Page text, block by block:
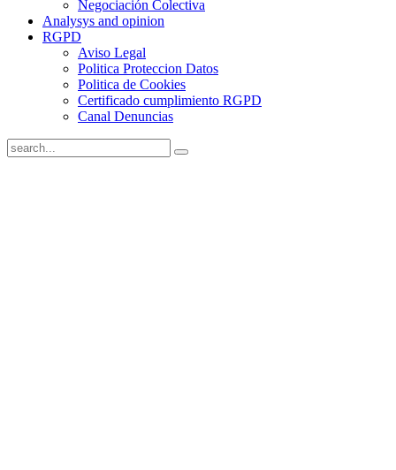
Negociación Colectiva
Analysys and opinion
RGPD
Aviso Legal
Politica Proteccion Datos
Politica de Cookies
Certificado cumplimiento RGPD
Canal Denuncias